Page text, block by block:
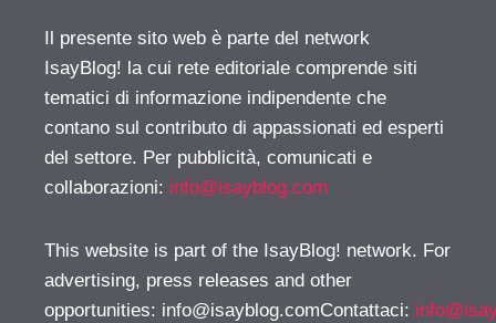
Il presente sito web è parte del network
IsayBlog! la cui rete editoriale comprende siti
tematici di informazione indipendente che
contano sul contributo di appassionati ed esperti
del settore. Per pubblicità, comunicati e
collaborazioni: info@isayblog.com
This website is part of the IsayBlog! network. For
advertising, press releases and other
opportunities: info@isayblog.comContattaci: